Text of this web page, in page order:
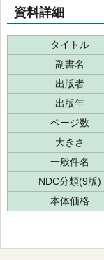
資料詳細
タイトル
副書名
出版者
出版年
ページ数
大きさ
一般件名
NDC分類(9版)
本体価格